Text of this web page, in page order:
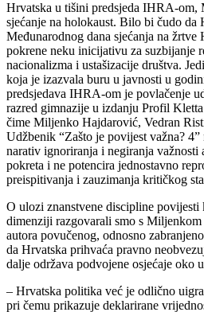
Hrvatska u tišini predsjeda IHRA-om,
sjećanje na holokaust. Bilo bi čudo da
Međunarodnog dana sjećanja na žrtve
pokrene neku inicijativu za suzbijanje
nacionalizma i ustašizacije društva.
koja je izazvala buru u javnosti u
predsjedava IHRA-om je povlačenje
razred gimnazije u izdanju Profil
čime Miljenko Hajdarović, Vedran
Udžbenik “Zašto je povijest važna? 4”
narativ ignoriranja i negiranja važnosti
pokreta i ne potencira jednostavno
preispitivanja i zauzimanja kritičkog
O ulozi znanstvene discipline
dimenziji razgovarali smo s
autora povučenog, odnosno
da Hrvatska prihvaća pravno
dalje održava podvojene osjećaje oko
– Hrvatska politika već je odlično
pri čemu prikazuje deklarirane